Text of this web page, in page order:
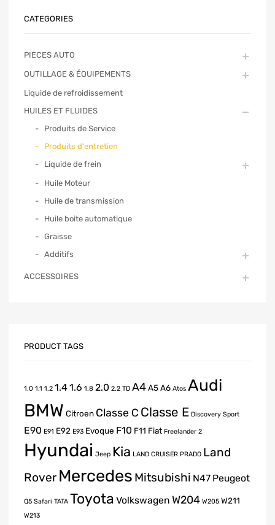
CATEGORIES
PIECES AUTO
OUTILLAGE & ÉQUIPEMENTS
Liquide de refroidissement
HUILES ET FLUIDES
Produits de Service
Produits d'entretien
Liquide de frein
Huile Moteur
Huile de transmission
Huile boite automatique
Graisse
Additifs
ACCESSOIRES
PRODUCT TAGS
1.0 1.1 1.2 1.41.6 1.8 2.0 2.2 TD A4A5A6 Atos Audi
BMW Citroen Classe C Classe E Discovery Sport
E90 E91 E92 E93 Evoque F10 F11 Fiat Freelander 2
Hyundai Jeep Kia LAND CRUISER PRADO Land
Rover Mercedes Mitsubishi N47 Peugeot
Q5 Safari TATA Toyota Volkswagen W204 W205 W211
W213